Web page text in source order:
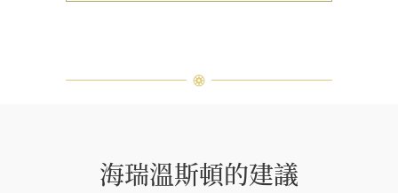
海瑞溫斯頓的建議